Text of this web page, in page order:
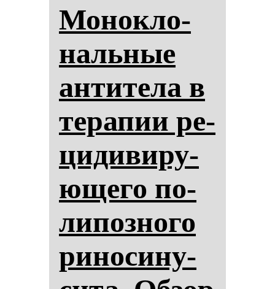
Мо­нок­ло­
наль­ные
ан­ти­те­ла в
те­ра­пии ре­
ци­ди­ви­ру­
юще­го по­
ли­поз­но­го
ри­но­си­ну­